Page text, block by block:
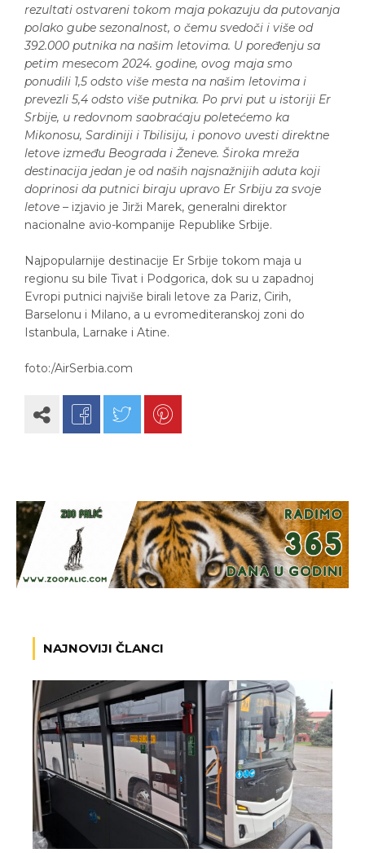
rezultati ostvareni tokom maja pokazuju da putovanja
polako gube sezonalnost, o čemu svedoči i više od
392.000 putnika na našim letovima. U poređenju sa
petim mesecom 2024. godine, ovog maja smo
ponudili 1,5 odsto više mesta na našim letovima i
prevezli 5,4 odsto više putnika. Po prvi put u istoriji Er
Srbije, u redovnom saobraćaju poletećemo ka
Mikonosu, Sardiniji i Tbilisiju, i ponovo uvesti direktne
letove između Beograda i Ženeve. Široka mreža
destinacija jedan je od naših najsnažnijih aduta koji
doprinosi da putnici biraju upravo Er Srbiju za svoje
letove – izjavio je Jirži Marek, generalni direktor
nacionalne avio-kompanije Republike Srbije.
Najpopularnije destinacije Er Srbije tokom maja u
regionu su bile Tivat i Podgorica, dok su u zapadnoj
Evropi putnici najviše birali letove za Pariz, Cirih,
Barselonu i Milano, a u evromediteranskoj zoni do
Istanbula, Larnake i Atine.
foto:/AirSerbia.com
NAJNOVIJI ČLANCI